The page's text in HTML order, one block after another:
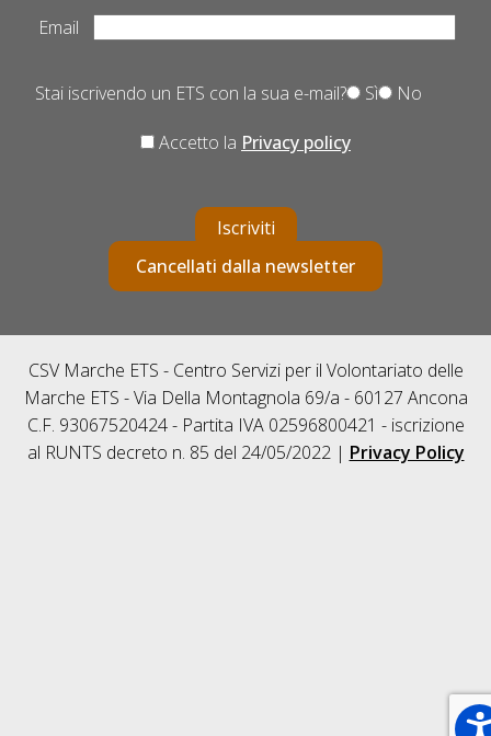
Email
Stai iscrivendo un ETS con la sua e-mail? Sì No
Accetto la Privacy policy
Iscriviti
Cancellati dalla newsletter
CSV Marche ETS - Centro Servizi per il Volontariato delle
Marche ETS - Via Della Montagnola 69/a - 60127 Ancona
C.F. 93067520424 - Partita IVA 02596800421 - iscrizione
al RUNTS decreto n. 85 del 24/05/2022 | Privacy Policy